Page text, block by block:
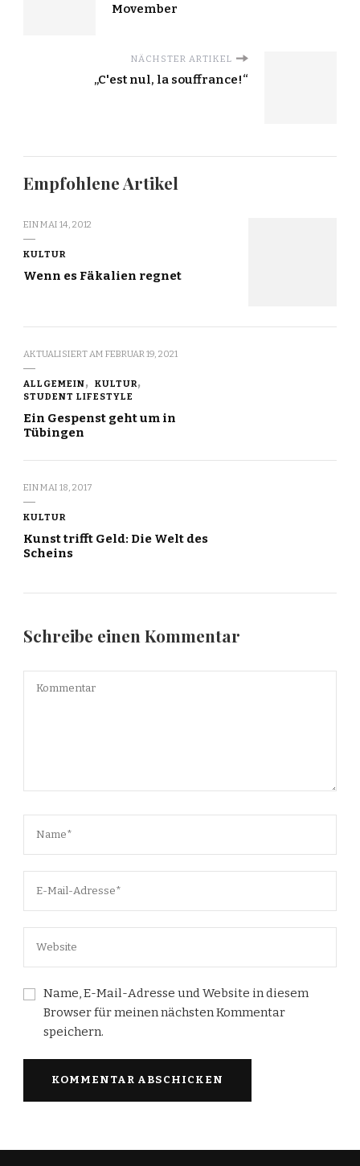
Movember
NÄCHSTER ARTIKEL
„C'est nul, la souffrance!“
Empfohlene Artikel
EINMAI 14, 2012
KULTUR
Wenn es Fäkalien regnet
AKTUALISIERT AM FEBRUAR 19, 2021
ALLGEMEIN
KULTUR
STUDENT LIFESTYLE
Ein Gespenst geht um in
Tübingen
EINMAI 18, 2017
KULTUR
Kunst trifft Geld: Die Welt des
Scheins
Schreibe einen Kommentar
Name, E-Mail-Adresse und Website in diesem
Browser für meinen nächsten Kommentar
speichern.